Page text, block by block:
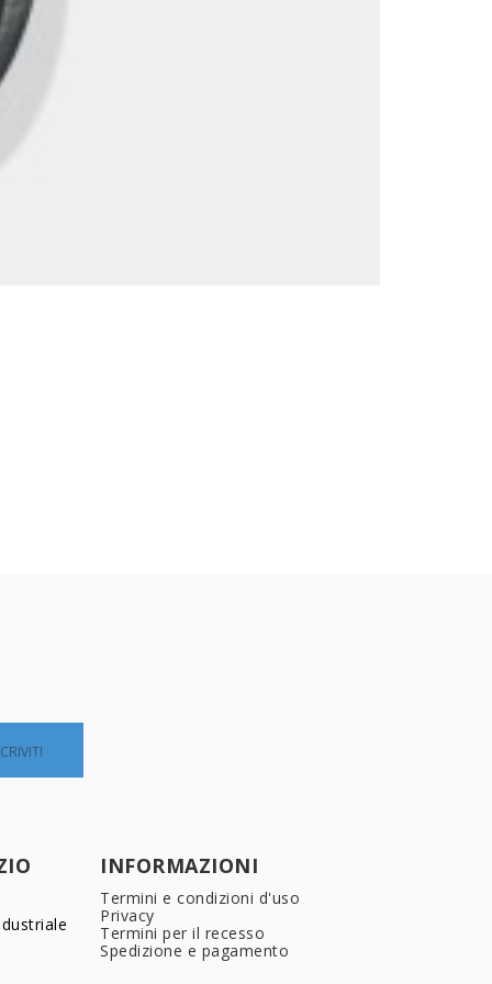
INFORMAZIONI
Termini e condizioni d'uso
Privacy
Termini per il recesso
Spedizione e pagamento